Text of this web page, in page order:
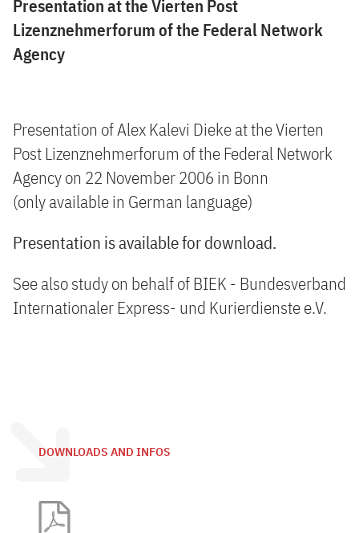
Presentation at the Vierten Post
Lizenznehmerforum of the Federal Network
Agency
Presentation of Alex Kalevi Dieke at the Vierten
Post Lizenznehmerforum of the Federal Network
Agency on 22 November 2006 in Bonn
(only available in German language)
Presentation is available for download.
See also study on behalf of BIEK - Bundesverband
Internationaler Express- und Kurierdienste e.V.
DOWNLOADS AND INFOS